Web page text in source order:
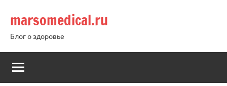
содержимому
marsomedical.ru
Блог о здоровье